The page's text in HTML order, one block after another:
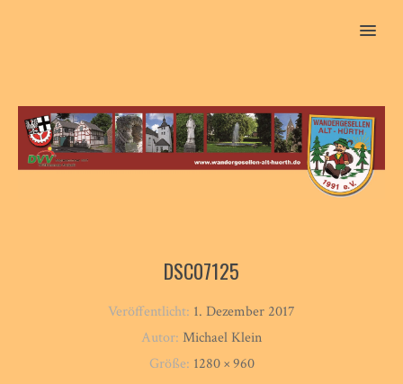
MENU
DSC07125
Veröffentlicht: 1. Dezember 2017
Autor: Michael Klein
Größe: 1280 × 960